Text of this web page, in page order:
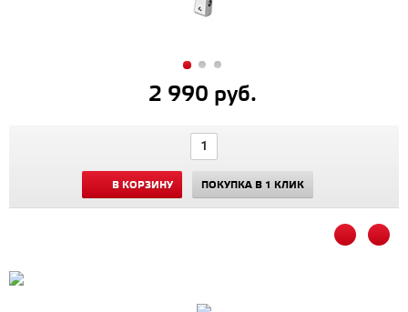
2 990 руб.
В КОРЗИНУ ПОКУПКА В 1 КЛИК